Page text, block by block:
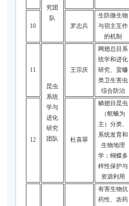
究团
队
10 罗志兵
生防微生物
与宿主互作
的机制
11
昆虫
系统
学与
进化
研究
团队
王宗庆
网翅总目系
统学和进化
研究、蜚蠊
类卫生害虫
综合防治
12 杜喜翠
鳞翅目昆虫
（螟蛾为
主）分类、
系统发育和
生物地理
学；蝴蝶多
样性保护与
资源利用
有害生物抗
药性、农药